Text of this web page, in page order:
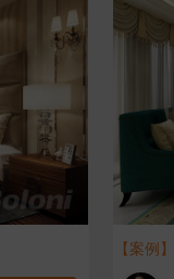
【案例】